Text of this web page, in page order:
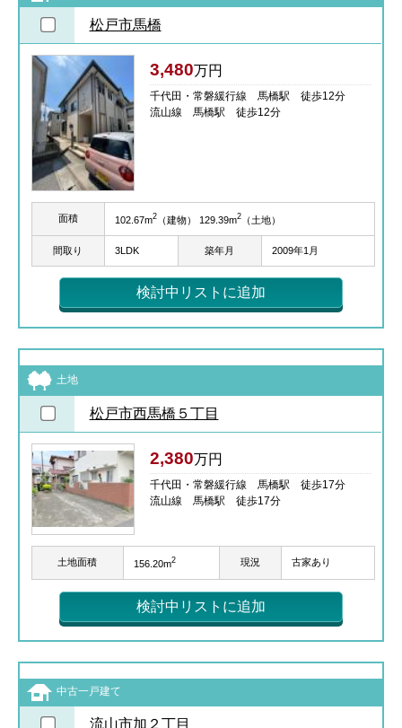
松戸市馬橋
3,480万円
千代田・常磐緩行線 馬橋駅 徒歩12分
流山線 馬橋駅 徒歩12分
面積 102.67m2（建物） 129.39m2（土地）
間取り 3LDK 築年月 2009年1月
検討中リストに追加
土地
松戸市西馬橋５丁目
2,380万円
千代田・常磐緩行線 馬橋駅 徒歩17分
流山線 馬橋駅 徒歩17分
土地面積 156.20m2 現況 古家あり
検討中リストに追加
中古一戸建て
流山市加２丁目